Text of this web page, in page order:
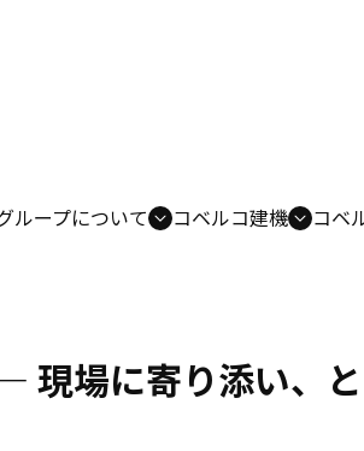
ループについて コベルコ建機 コベ
現場に寄り添い、